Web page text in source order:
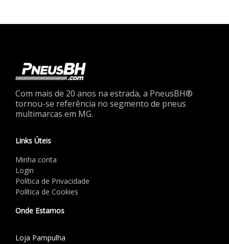
Com mais de 20 anos na estrada, a PneusBH®
tornou-se referência no segmento de pneus
multimarcas em MG.
Links Úteis
Minha conta
Login
Política de Privacidade
Política de Cookies
Onde Estamos
Loja Pampulha